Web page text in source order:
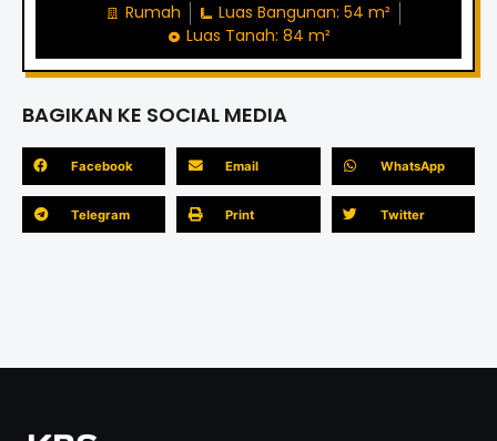
Rumah
Luas Bangunan: 54 m²
Luas Tanah: 84 m²
BAGIKAN KE SOCIAL MEDIA
Facebook Email WhatsApp
Telegram Print Twitter